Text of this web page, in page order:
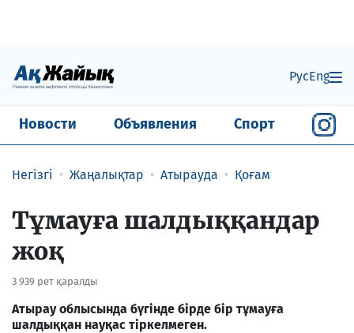
РусEng
Новости Объявления Спорт
Негізгі Жаңалықтар Атырауда Қоғам
Тұмауға шалдыққандар
жоқ
3 939 рет қаралды
Атырау облысында бүгінде бірде бір тұмауға
шалдыққан науқас тіркелмеген.